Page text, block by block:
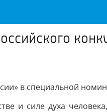
в специальной
и силе духа